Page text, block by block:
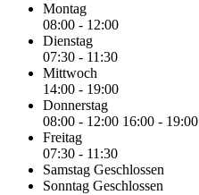
Montag
08:00 - 12:00
Dienstag
07:30 - 11:30
Mittwoch
14:00 - 19:00
Donnerstag
08:00 - 12:00 16:00 - 19:00
Freitag
07:30 - 11:30
Samstag Geschlossen
Sonntag Geschlossen